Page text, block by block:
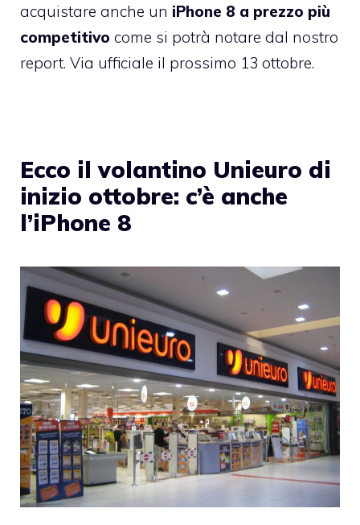
acquistare anche un iPhone 8 a prezzo più
competitivo come si potrà notare dal nostro
report. Via ufficiale il prossimo 13 ottobre.
Ecco il volantino Unieuro di
inizio ottobre: c’è anche
l’iPhone 8